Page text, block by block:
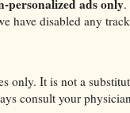
personalized ads only.
have disabled any
only. It is not a
consult your